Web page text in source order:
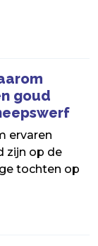
goud
ervaren
zijn op de
tochten op